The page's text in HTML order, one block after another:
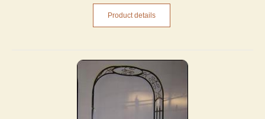
Product details